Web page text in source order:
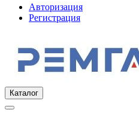
Авторизация
Регистрация
Каталог